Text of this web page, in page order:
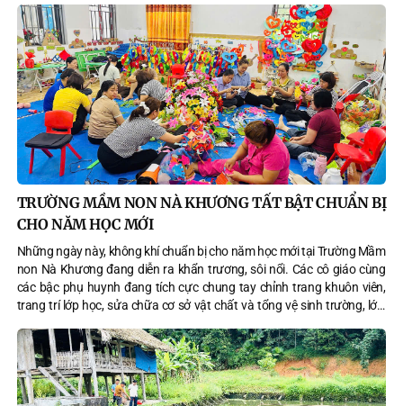
Nguyễn Thị Quyên - Phó Bí thư Thường trực Đảng ủy; đồng chí Đỗ Diên
Hiếu - Phó Bí thư Đảng ủy, Chủ tịch UBND xã; cùng các đồng chí trong
Thường trực Đảng ủy, HĐND, UBND, Ủy ban MTTQ xã; Ban Thường vụ,
Ban Chấp hành Đảng bộ xã; lãnh đạo các cơ quan, ban, ngành, đoàn
thể và đội ngũ cấp ủy các chi bộ trực thuộc.
TRƯỜNG MẦM NON NÀ KHƯƠNG TẤT BẬT CHUẨN BỊ
CHO NĂM HỌC MỚI
Những ngày này, không khí chuẩn bị cho năm học mới tại Trường Mầm
non Nà Khương đang diễn ra khẩn trương, sôi nổi. Các cô giáo cùng
các bậc phụ huynh đang tích cực chung tay chỉnh trang khuôn viên,
trang trí lớp học, sửa chữa cơ sở vật chất và tổng vệ sinh trường, lớp,